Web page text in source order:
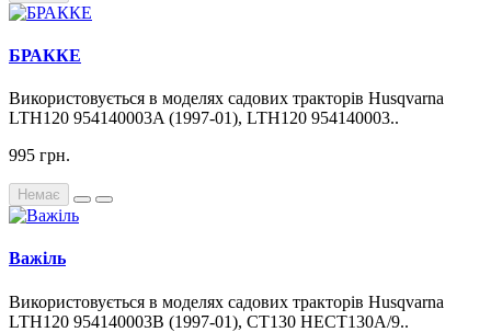
БРАККЕ
Використовується в моделях садових тракторів Husqvarna
LTH120 954140003A (1997-01), LTH120 954140003..
995 грн.
Немає
Важіль
Використовується в моделях садових тракторів Husqvarna
LTH120 954140003B (1997-01), CT130 HECT130A/9..